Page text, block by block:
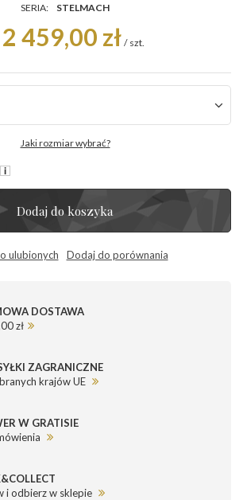
SERIA:
STELMACH
459,00 zł / szt.
Jaki rozmiar wybrać?
Dodaj do koszyka
ulubionych Dodaj do porównania
DOSTAWA
zł
ZAGRANICZNE
krajów UE
W GRATISIE
i odbierz w sklepie